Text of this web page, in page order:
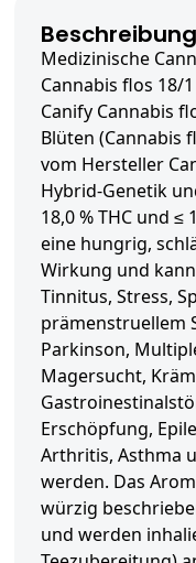
Beschreibung
Medizinische
Cannabis flos 18/
Canify Cannabis
Blüten (Cannabis
vom Hersteller
Hybrid-Genetik
18,0 % THC und ≤
eine hungrig,
Wirkung und
Tinnitus, Stress,
prämenstruellem
Parkinson,
Magersucht,
Erschöpfung,
Arthritis, Asthma
werden. Das
würzig
und werden